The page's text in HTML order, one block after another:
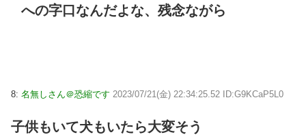
への字口なんだよな、残念ながら
8: 名無しさん＠恐縮です 2023/07/21(金) 22:34:25.52 ID:G9KCaP5L0
子供もいて犬もいたら大変そう